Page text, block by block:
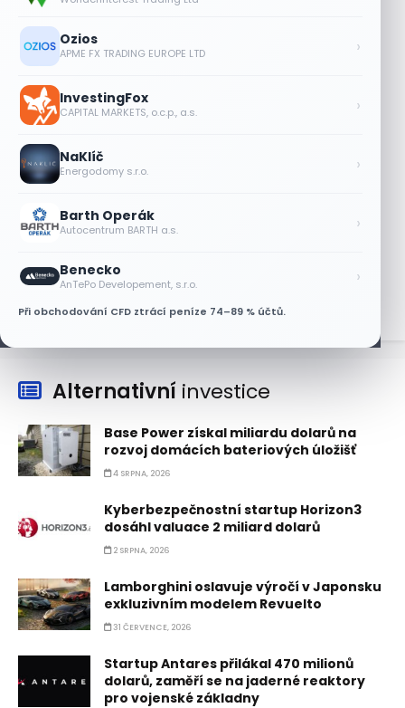
Ozios
APME FX TRADING EUROPE LTD ›
InvestingFox
CAPITAL MARKETS, o.c.p., a.s. ›
NaKlíč
Energodomy s.r.o. ›
Barth Operák
Autocentrum BARTH a.s. ›
Benecko
AnTePo Developement, s.r.o. ›
Při obchodování CFD ztrácí peníze 74–89 % účtů.
28 %, akcie rostou
7 SRPNA, 2026
Tesla míří na obrovský trh
samořiditelných aut. Akcie reagují
7 SRPNA, 2026
Alternativní investice
Base Power získal miliardu dolarů na
rozvoj domácích bateriových úložišť
4 SRPNA, 2026
Kyberbezpečnostní startup Horizon3
dosáhl valuace 2 miliard dolarů
2 SRPNA, 2026
Lamborghini oslavuje výročí v Japonsku
exkluzivním modelem Revuelto
31 ČERVENCE, 2026
Startup Antares přilákal 470 milionů
dolarů, zaměří se na jaderné reaktory
pro vojenské základny